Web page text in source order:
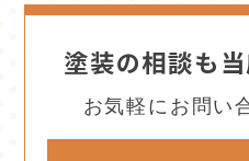
塗装の相談も
お気軽にお問い